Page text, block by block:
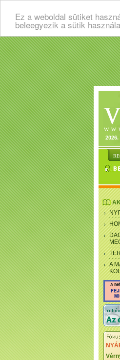
Ez a weboldal sütiket
beleegyezik a sütik
A